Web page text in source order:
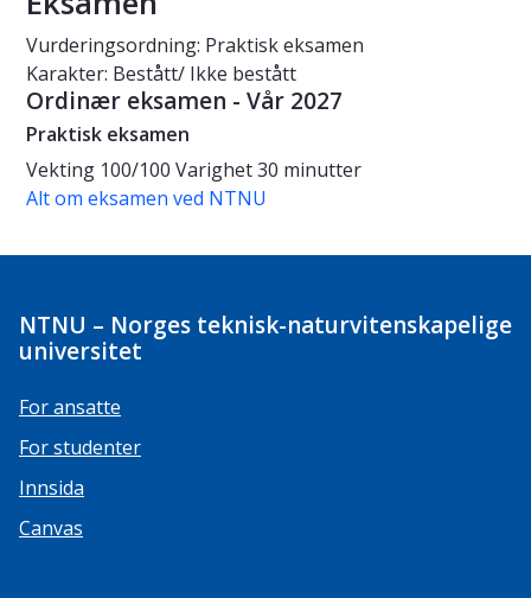
Vurderingsordning: Praktisk eksamen
Karakter: Bestått/ Ikke bestått
Ordinær eksamen - Vår 2027
Praktisk eksamen
Vekting 100/100 Varighet30 minutter
Alt om eksamen ved NTNU
NTNU – Norges teknisk-naturvitenskapelige
universitet
For ansatte
For studenter
Innsida
Canvas